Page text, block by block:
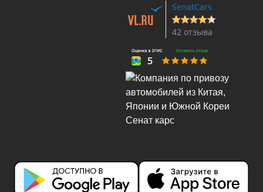
SenatCars
42 отзыва